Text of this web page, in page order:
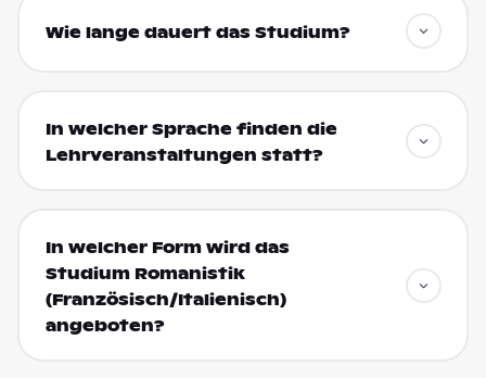
Wie lange dauert das Studium?
In welcher Sprache finden die
Lehrveranstaltungen statt?
In welcher Form wird das
Studium Romanistik
(Französisch/Italienisch)
angeboten?